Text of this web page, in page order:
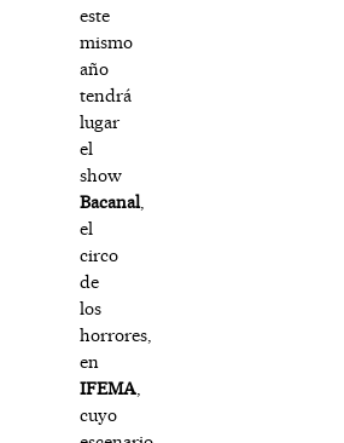
este
mismo
año
tendrá
lugar
el
show
Bacanal,
el
circo
de
los
horrores,
en
IFEMA,
cuyo